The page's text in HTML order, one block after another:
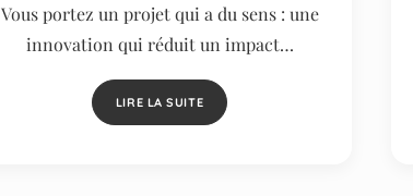
Vous portez un projet qui a du sens : une
innovation qui réduit un impact…
LIRE LA SUITE